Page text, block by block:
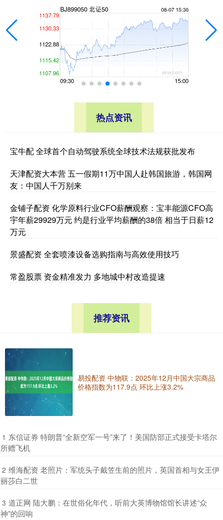
热点资讯
宝牛配 全球首个自动驾驶系统全球技术法规获批发布
天津配资大本营 五一假期11万中国人赴韩国旅游，韩国网
友：中国人千万别来
金铺子配资 化学原料行业CFO薪酬观察：宝丰能源CFO高
宇年薪29929万元 约是行业平均薪酬的38倍 相当于日薪12
万元
景盛配资 全套喷漆设备选购指南与高效使用技巧
常盈股票 资金精准发力 多地城中村改造提速
推荐资讯
易投配资 中物联：2025年12月中国大宗商品
价格指数为117.9点 环比上涨3.2%
1 ​东信证券 特朗普“全新空军一号”来了！美国防部正式接受卡塔尔
所赠飞机
2 ​维海配资 老照片：军统头子戴笠生前的照片，英国首相与女王伊
丽莎白二世
3 ​道正网 陆大鹏：在世俗化年代，听前大英博物馆馆长讲述“众
神”的回响